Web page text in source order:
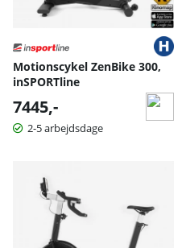
Motionscykel ZenBike 300,
inSPORTline
7445,-
2-5 arbejdsdage